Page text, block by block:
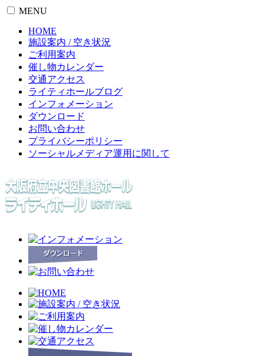
MENU
HOME
施設案内 / 空き状況
ご利用案内
催し物カレンダー
交通アクセス
ライティホールブログ
インフォメーション
ダウンロード
お問い合わせ
プライバシーポリシー
ソーシャルメディア運用に関して